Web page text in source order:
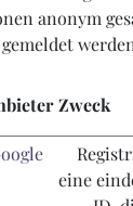
anonym
gemeldet
Zweck
eine